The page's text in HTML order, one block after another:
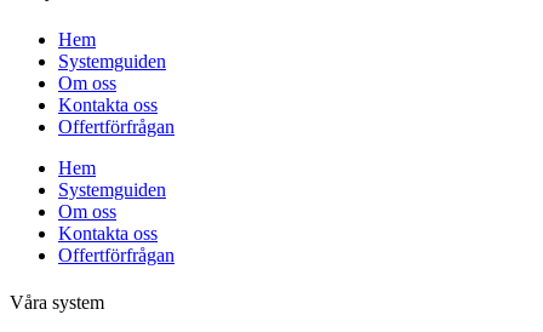
Hem
Systemguiden
Om oss
Kontakta oss
Offertförfrågan
Hem
Systemguiden
Om oss
Kontakta oss
Offertförfrågan
Våra system